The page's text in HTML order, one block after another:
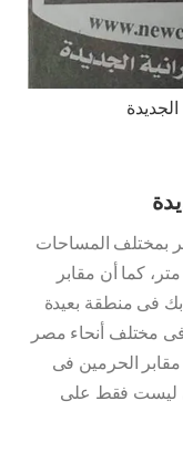
بمختلف المساحات
والذى تبدأ من 20 متر حتى تصل إلى 120 متر، كما أن مقابر
بك فى منطقة بعيدة
فى مختلف أنحاء مصر
الحرمين فى
أى ليست فقط على